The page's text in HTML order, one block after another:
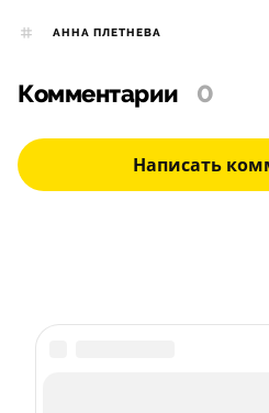
АННА ПЛЕТНЕВА
Комментарии 0
Написать